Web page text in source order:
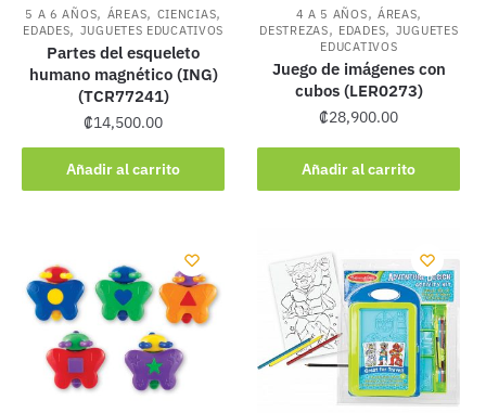
5 A 6 AÑOS, ÁREAS, CIENCIAS,
EDADES, JUGUETES EDUCATIVOS
Partes del esqueleto
humano magnético (ING)
(TCR77241)
₡14,500.00
Añadir al carrito
4 A 5 AÑOS, ÁREAS,
DESTREZAS, EDADES, JUGUETES
EDUCATIVOS
Juego de imágenes con
cubos (LER0273)
₡28,900.00
Añadir al carrito